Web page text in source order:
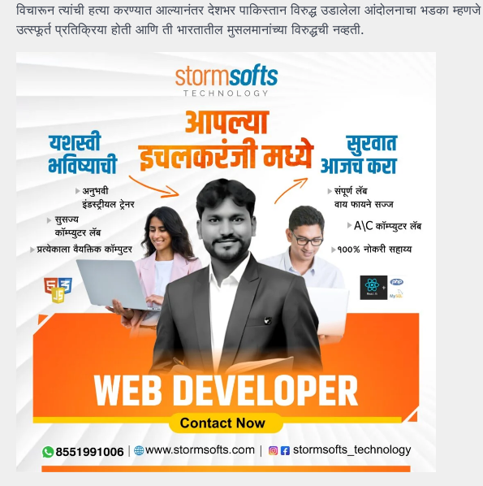
विचारून त्यांची हत्या करण्यात आल्यानंतर देशभर पाकिस्तान विरुद्ध उडालेला आंदोलनाचा भडका म्हणजे
उत्स्फूर्त प्रतिक्रिया होती आणि ती भारतातील मुसलमानांच्या विरुद्धची नव्हती.